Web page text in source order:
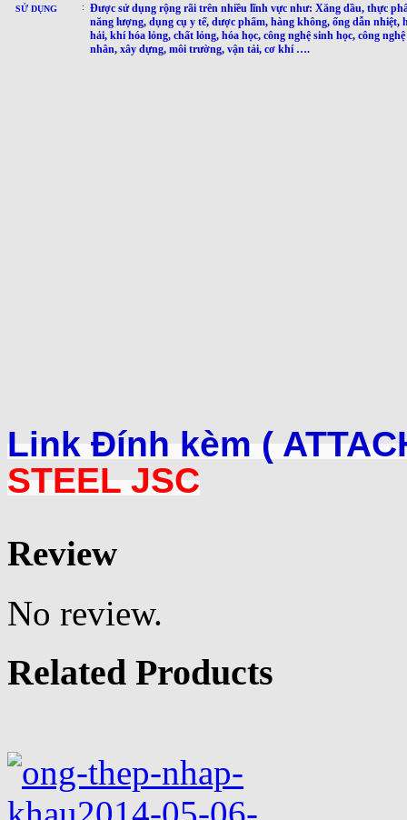
SỬ DỤNG :
Được sử dụng rộng rãi trên nhiều lĩnh vực như: Xăng dầu, thực
năng lượng, dụng cụ y tế, dược phẩm, hàng không, ống dẫn nhiệt,
hải, khí hóa lỏng, chất lỏng, hóa học, công nghệ sinh học, công
nhân, xây dựng, môi trường, vận tải, cơ khí ….
Link Đính kèm (
STEEL JSC
Review
No review.
Related Products